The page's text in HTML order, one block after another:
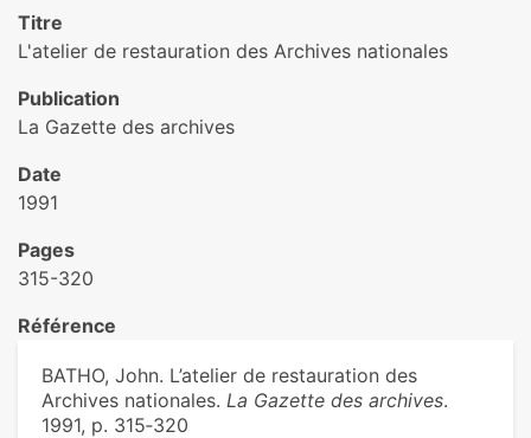
Titre
L'atelier de restauration des Archives nationales
Publication
La Gazette des archives
Date
1991
Pages
315-320
Référence
BATHO, John. L’atelier de restauration des
Archives nationales. La Gazette des archives.
1991, p. 315‑320